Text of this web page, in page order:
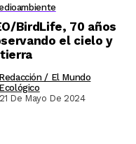
BirdLife, 70 años
el cielo y
Redacción / El Mundo
Ecológico
21 De Mayo De 2024